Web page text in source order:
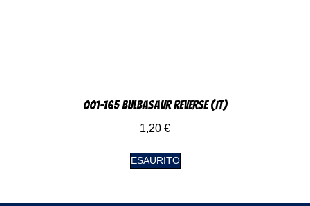
001-165 Bulbasaur Reverse (IT)
1,20 €
ESAURITO